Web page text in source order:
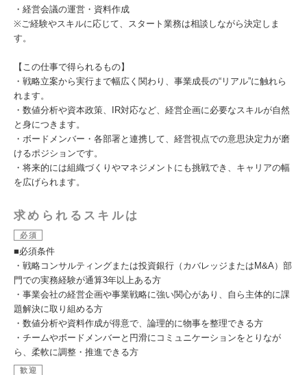
・経営会議の運営・資料作成
※ご経験やスキルに応じて、スタート業務は相談しながら決定しま
す。
【この仕事で得られるもの】
・戦略立案から実行まで幅広く関わり、事業成長の“リアル”に触れら
れます。
・数値分析や資本政策、IR対応など、経営企画に必要なスキルが自然
と身につきます。
・ボードメンバー・各部署と連携して、経営視点での意思決定力が磨
けるポジションです。
・将来的には組織づくりやマネジメントにも挑戦でき、キャリアの幅
を広げられます。
求められるスキルは
必須
■必須条件
・戦略コンサルティングまたは投資銀行（カバレッジまたはM&A）部
門での実務経験が通算3年以上ある方
・事業会社の経営企画や事業戦略に強い関心があり、自ら主体的に課
題解決に取り組める方
・数値分析や資料作成が得意で、論理的に物事を整理できる方
・チームやボードメンバーと円滑にコミュニケーションをとりなが
ら、柔軟に調整・推進できる方
歓迎